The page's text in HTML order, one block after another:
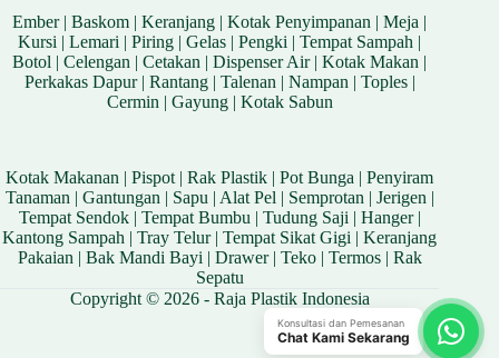
Ember|Baskom |Keranjang |Kotak Penyimpanan |Meja |
Kursi |Lemari |Piring |Gelas |Pengki |Tempat Sampah |
Botol |Celengan |Cetakan |Dispenser Air|Kotak Makan |
Perkakas Dapur| Rantang| Talenan| Nampan| Toples|
Cermin| Gayung| Kotak Sabun
Kotak Makanan |Pispot|Rak Plastik |Pot Bunga |Penyiram
Tanaman| Gantungan| Sapu| Alat Pel| Semprotan| Jerigen|
Tempat Sendok| Tempat Bumbu| Tudung Saji| Hanger|
Kantong Sampah |Tray Telur|Tempat Sikat Gigi |Keranjang
Pakaian| Bak Mandi Bayi| Drawer| Teko| Termos| Rak
Sepatu
Copyright © 2026 - Raja Plastik Indonesia
Konsultasi dan Pemesanan
Chat Kami Sekarang